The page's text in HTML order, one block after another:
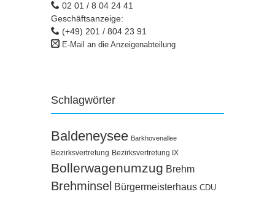
02 01 / 8 04 24 41
Geschäftsanzeige:
(+49) 201 / 804 23 91
E-Mail an die Anzeigenabteilung
Schlagwörter
Baldeneysee Barkhovenallee
Bezirksvertretung Bezirksvertretung IX
Bollerwagenumzug Brehm
Brehminsel Bürgermeisterhaus CDU